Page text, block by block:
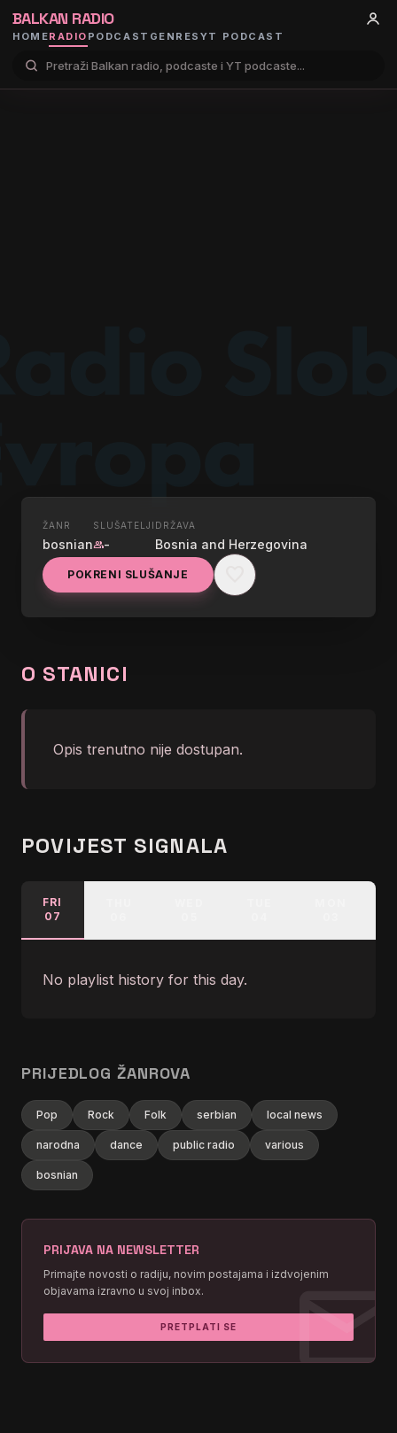
BALKAN RADIO
HOMERADIO PODCAST GENRES YT PODCAST
UŽIVO
RADIO SLOBODNA
EVROPA
ŽANR
bosnian
SLUŠATELJI
group-
DRŽAVA
Bosnia and Herzegovina
POKRENI SLUŠANJE
O STANICI
Opis trenutno nije dostupan.
POVIJEST SIGNALA
FRI
07
No playlist history for this day.
PRIJEDLOG ŽANROVA
Pop Rock Folk serbian local news
narodna dance public radio various
bosnian
PRIJAVA NA NEWSLETTER
Primajte novosti o radiju, novim postajama i izdvojenim
objavama izravno u svoj inbox.
PRETPLATI SE